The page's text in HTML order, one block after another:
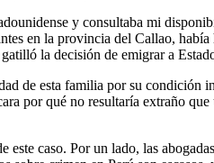
y consultaba mi
en la provincia del Callao,
la decisión de emigrar a
de esta familia por su condición
por qué no resultaría extraño
caso. Por un lado, las